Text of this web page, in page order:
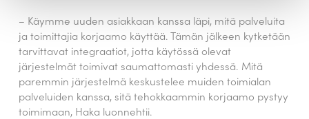
– Käymme uuden asiakkaan kanssa läpi, mitä palveluita
ja toimittajia korjaamo käyttää. Tämän jälkeen kytketään
tarvittavat integraatiot, jotta käytössä olevat
järjestelmät toimivat saumattomasti yhdessä. Mitä
paremmin järjestelmä keskustelee muiden toimialan
palveluiden kanssa, sitä tehokkaammin korjaamo pystyy
toimimaan, Haka luonnehtii.